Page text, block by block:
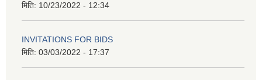
मिति: 10/23/2022 - 12:34
INVITATIONS FOR BIDS
मिति: 03/03/2022 - 17:37